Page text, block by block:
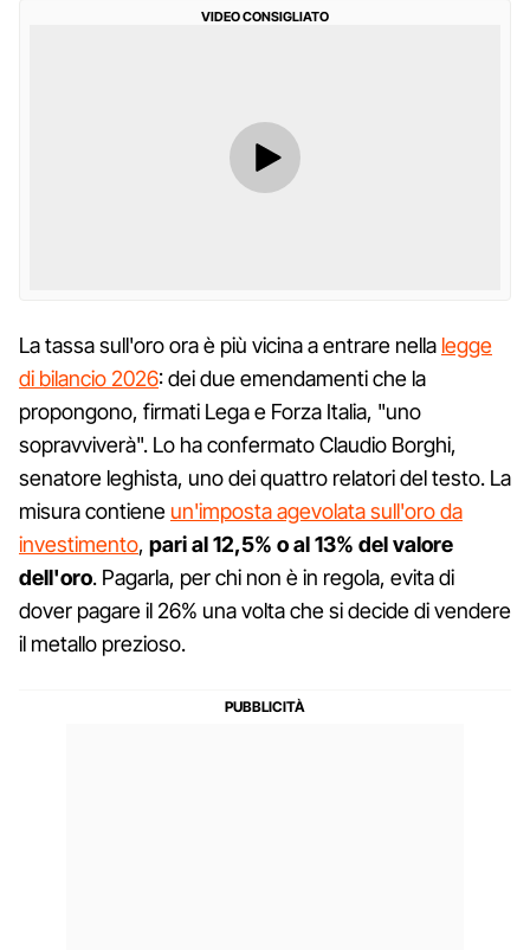
VIDEO CONSIGLIATO
La tassa sull'oro ora è più vicina a entrare nella legge
di bilancio 2026: dei due emendamenti che la
propongono, firmati Lega e Forza Italia, "uno
sopravviverà". Lo ha confermato Claudio Borghi,
senatore leghista, uno dei quattro relatori del testo. La
misura contiene un'imposta agevolata sull'oro da
investimento, pari al 12,5% o al 13% del valore
dell'oro. Pagarla, per chi non è in regola, evita di
dover pagare il 26% una volta che si decide di vendere
il metallo prezioso.